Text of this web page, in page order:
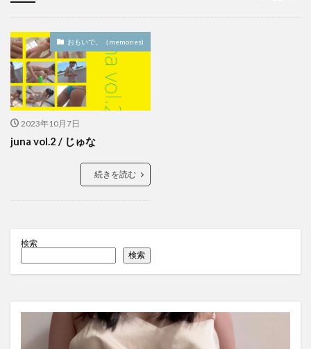
おもいで。（memories)
2023年10月7日
juna vol.2 / じゅな
続きを読む
検索
検索